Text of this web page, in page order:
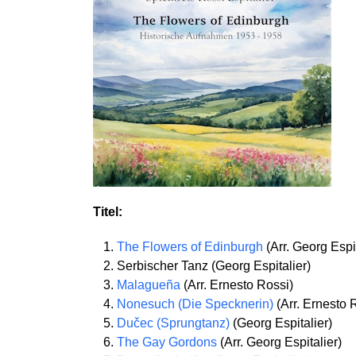
Titel:
The Flowers of Edinburgh (Arr. Georg
Serbischer Tanz (Georg Espitalier)
Malagueña (Arr. Ernesto Rossi)
Nonesuch (Die Specknerin) (Arr. Ernesto
Dučec (Sprungtanz) (Georg Espitalier)
The Gay Gordons (Arr. Georg Espitalier)